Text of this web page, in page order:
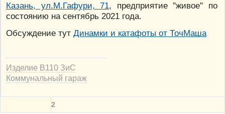
Казань, ул.М.Гафури, 71, предприятие "живое" по
состоянию на сентябрь 2021 года.
Обсуждение тут Динамки и катафоты от ТочМаша
Изделие В110 ЗиС
Коммунальный гараж
2